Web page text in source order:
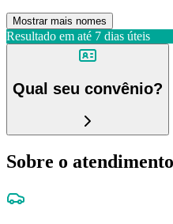
Mostrar mais nomes
Resultado em até 7 dias úteis
Qual seu convênio?
Sobre o atendimento